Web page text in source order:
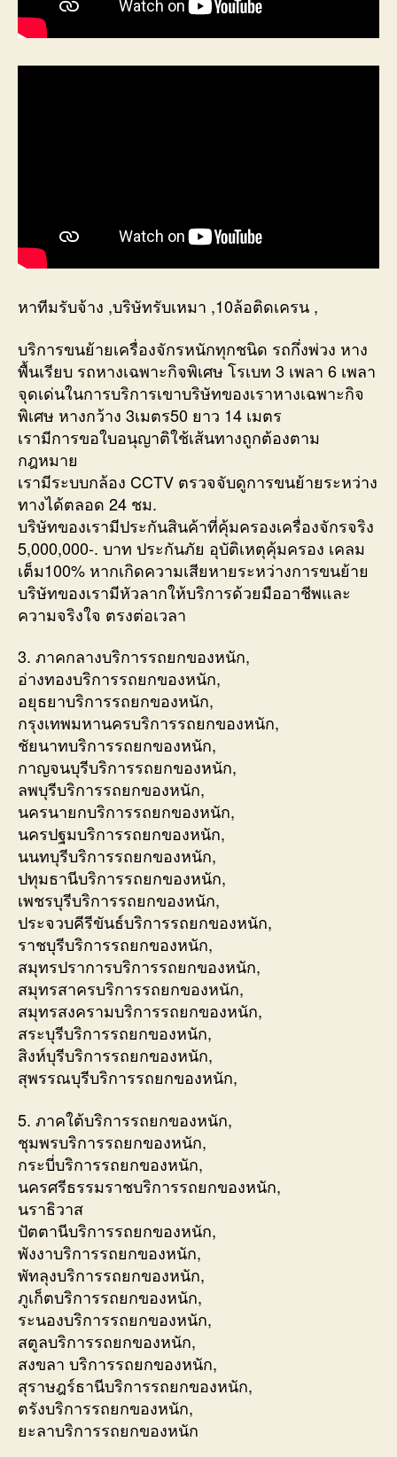
หาทีมรับจ้าง ,บริษัทรับเหมา ,10ล้อติดเครน ,
บริการขนย้ายเครื่องจักรหนักทุกชนิด รถกึ่งพ่วง หาง
พื้นเรียบ รถหางเฉพาะกิจพิเศษ โรเบท 3 เพลา 6 เพลา
จุดเด่นในการบริการเขาบริษัทของเราหางเฉพาะกิจ
พิเศษ หางกว้าง 3เมตร50 ยาว 14 เมตร
เรามีการขอใบอนุญาติใช้เส้นทางถูกต้องตาม
กฎหมาย
เรามีระบบกล้อง CCTV ตรวจจับดูการขนย้ายระหว่าง
ทางได้ตลอด 24 ชม.
บริษัทของเรามีประกันสินค้าที่คุ้มครองเครื่องจักรจริง
5,000,000-. บาท ประกันภัย อุบัติเหตุคุ้มครอง เคลม
เต็ม100% หากเกิดความเสียหายระหว่างการขนย้าย
บริษัทของเรามีหัวลากให้บริการด้วยมืออาชีพและ
ความจริงใจ ตรงต่อเวลา
3. ภาคกลางบริการรถยกของหนัก,
อ่างทองบริการรถยกของหนัก,
อยุธยาบริการรถยกของหนัก,
กรุงเทพมหานครบริการรถยกของหนัก,
ชัยนาทบริการรถยกของหนัก,
กาญจนบุรีบริการรถยกของหนัก,
ลพบุรีบริการรถยกของหนัก,
นครนายกบริการรถยกของหนัก,
นครปฐมบริการรถยกของหนัก,
นนทบุรีบริการรถยกของหนัก,
ปทุมธานีบริการรถยกของหนัก,
เพชรบุรีบริการรถยกของหนัก,
ประจวบคีรีขันธ์บริการรถยกของหนัก,
ราชบุรีบริการรถยกของหนัก,
สมุทรปราการบริการรถยกของหนัก,
สมุทรสาครบริการรถยกของหนัก,
สมุทรสงครามบริการรถยกของหนัก,
สระบุรีบริการรถยกของหนัก,
สิงห์บุรีบริการรถยกของหนัก,
สุพรรณบุรีบริการรถยกของหนัก,
5. ภาคใต้บริการรถยกของหนัก,
ชุมพรบริการรถยกของหนัก,
กระบี่บริการรถยกของหนัก,
นครศรีธรรมราชบริการรถยกของหนัก,
นราธิวาส
ปัตตานีบริการรถยกของหนัก,
พังงาบริการรถยกของหนัก,
พัทลุงบริการรถยกของหนัก,
ภูเก็ตบริการรถยกของหนัก,
ระนองบริการรถยกของหนัก,
สตูลบริการรถยกของหนัก,
สงขลา บริการรถยกของหนัก,
สุราษฎร์ธานีบริการรถยกของหนัก,
ตรังบริการรถยกของหนัก,
ยะลาบริการรถยกของหนัก